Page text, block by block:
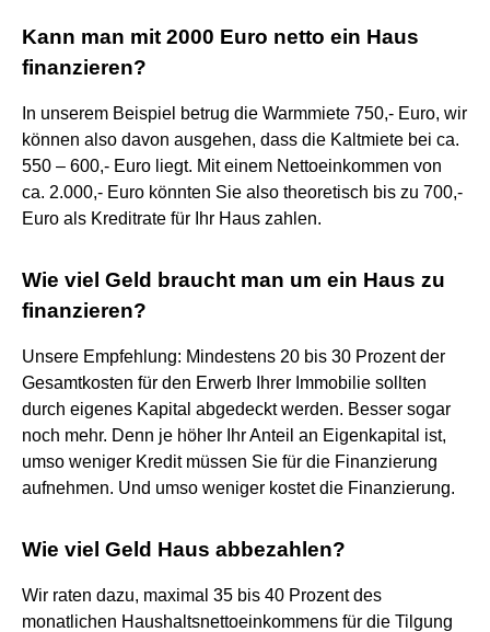
Kann man mit 2000 Euro netto ein Haus
finanzieren?
In unserem Beispiel betrug die Warmmiete 750,- Euro, wir
können also davon ausgehen, dass die Kaltmiete bei ca.
550 – 600,- Euro liegt. Mit einem Nettoeinkommen von
ca. 2.000,- Euro könnten Sie also theoretisch bis zu 700,-
Euro als Kreditrate für Ihr Haus zahlen.
Wie viel Geld braucht man um ein Haus zu
finanzieren?
Unsere Empfehlung: Mindestens 20 bis 30 Prozent der
Gesamtkosten für den Erwerb Ihrer Immobilie sollten
durch eigenes Kapital abgedeckt werden. Besser sogar
noch mehr. Denn je höher Ihr Anteil an Eigenkapital ist,
umso weniger Kredit müssen Sie für die Finanzierung
aufnehmen. Und umso weniger kostet die Finanzierung.
Wie viel Geld Haus abbezahlen?
Wir raten dazu, maximal 35 bis 40 Prozent des
monatlichen Haushaltsnettoeinkommens für die Tilgung